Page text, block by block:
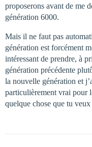
proposerons avant de me
génération 6000.
Mais il ne faut pas
génération est forcément
intéressant de prendre, à
génération précédente
la nouvelle génération et
particulièrement vrai pour
quelque chose que tu